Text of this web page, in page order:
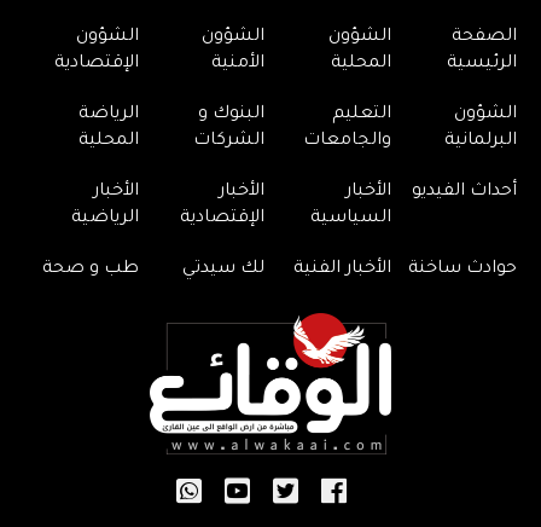
الصفحة
الرئيسية
الشؤون
المحلية
الشؤون
الأمنية
الشؤون
الإقتصادية
الشؤون
البرلمانية
التعليم
والجامعات
البنوك و
الشركات
الرياضة
المحلية
أحداث الفيديو
الأخبار
السياسية
الأخبار
الإقتصادية
الأخبار
الرياضية
حوادث ساخنة الأخبار الفنية لك سيدتي طب و صحة